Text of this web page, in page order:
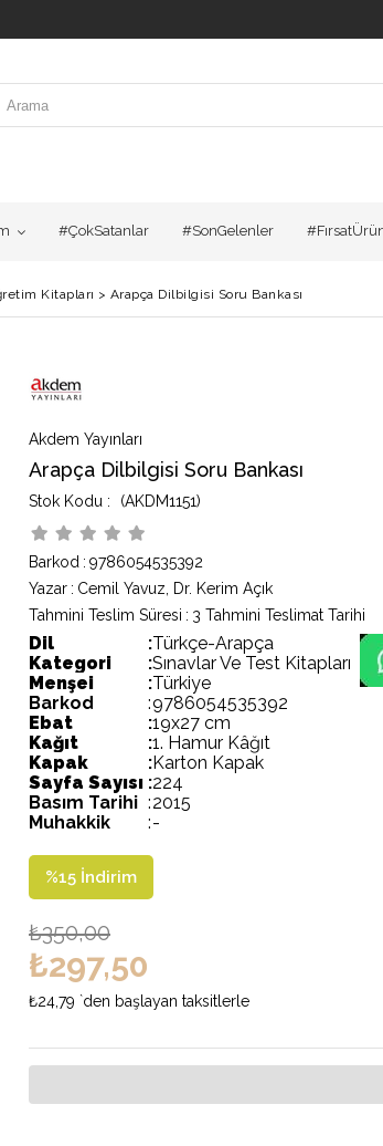
#ÇokSatanlar #SonGelenler
Kitapları > Arapça Dilbilgisi Soru Bankası
Akdem Yayınları
Arapça Dilbilgisi Soru Bankası
(AKDM1151)
Barkod : 9786054535392
Yazar : Cemil Yavuz, Dr. Kerim Açık
Tahmini Teslim Süresi : 3 Tahmini Teslimat Tarihi
Dil :Türkçe-Arapça
Kategori
:Sınavlar Ve Test Kitapları
Menşei
:Türkiye
Barkod
:9786054535392
Ebat
:19x27 cm
Kağıt
:1. Hamur Kâğıt
Kapak
:Karton Kapak
Sayfa Sayısı :224
Basım Tarihi :2015
Muhakkik
:-
%15 İndirim
₺350,00
₺297,50
₺24,79 `den başlayan taksitlerle